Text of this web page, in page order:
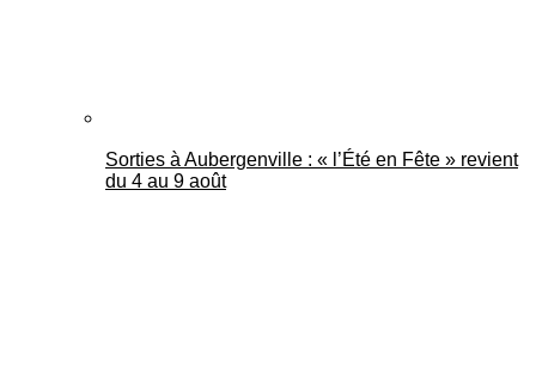
Sorties à Aubergenville : « l’Été en Fête » revient
du 4 au 9 août